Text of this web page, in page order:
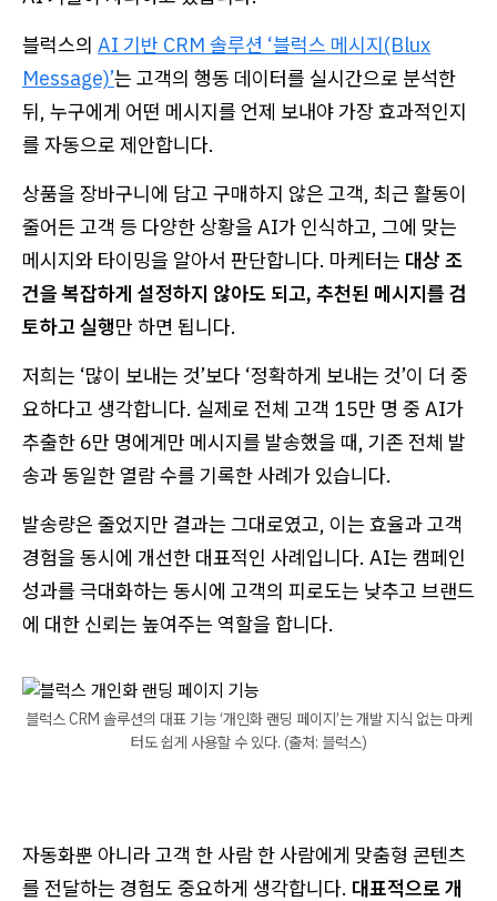
블럭스의 AI 기반 CRM 솔루션 ‘블럭스 메시지(Blux
Message)’는 고객의 행동 데이터를 실시간으로 분석한
뒤, 누구에게 어떤 메시지를 언제 보내야 가장 효과적인지
를 자동으로 제안합니다.
상품을 장바구니에 담고 구매하지 않은 고객, 최근 활동이
줄어든 고객 등 다양한 상황을 AI가 인식하고, 그에 맞는
메시지와 타이밍을 알아서 판단합니다. 마케터는 대상 조
건을 복잡하게 설정하지 않아도 되고, 추천된 메시지를 검
토하고 실행만 하면 됩니다.
저희는 ‘많이 보내는 것’보다 ‘정확하게 보내는 것’이 더 중
요하다고 생각합니다. 실제로 전체 고객 15만 명 중 AI가
추출한 6만 명에게만 메시지를 발송했을 때, 기존 전체 발
송과 동일한 열람 수를 기록한 사례가 있습니다.
발송량은 줄었지만 결과는 그대로였고, 이는 효율과 고객
경험을 동시에 개선한 대표적인 사례입니다. AI는 캠페인
성과를 극대화하는 동시에 고객의 피로도는 낮추고 브랜드
에 대한 신뢰는 높여주는 역할을 합니다.
블럭스 CRM 솔루션의 대표 기능 ‘개인화 랜딩 페이지’는 개발 지식 없는 마케
터도 쉽게 사용할 수 있다. (출처: 블럭스)
자동화뿐 아니라 고객 한 사람 한 사람에게 맞춤형 콘텐츠
를 전달하는 경험도 중요하게 생각합니다. 대표적으로 개